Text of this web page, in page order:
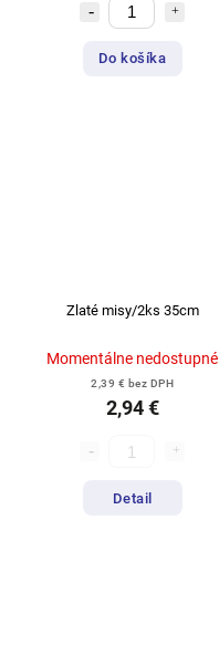
Do košíka
Zlaté misy/2ks 35cm
Momentálne nedostupné
2,39 € bez DPH
2,94 €
Detail